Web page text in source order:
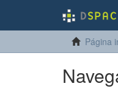
Página